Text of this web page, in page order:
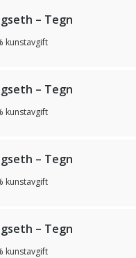
– Tegn
kunstavgift
– Tegn
kunstavgift
– Tegn
kunstavgift
– Tegn
kunstavgift